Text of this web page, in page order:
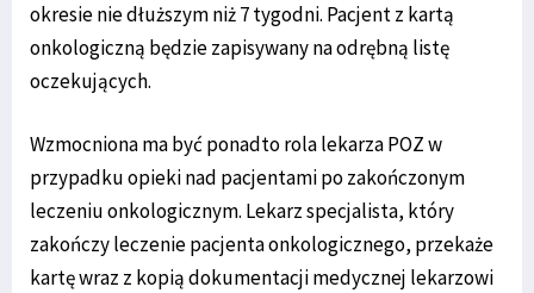
okresie nie dłuższym niż 7 tygodni. Pacjent z kartą
onkologiczną będzie zapisywany na odrębną listę
oczekujących.
Wzmocniona ma być ponadto rola lekarza POZ w
przypadku opieki nad pacjentami po zakończonym
leczeniu onkologicznym. Lekarz specjalista, który
zakończy leczenie pacjenta onkologicznego, przekaże
kartę wraz z kopią dokumentacji medycznej lekarzowi